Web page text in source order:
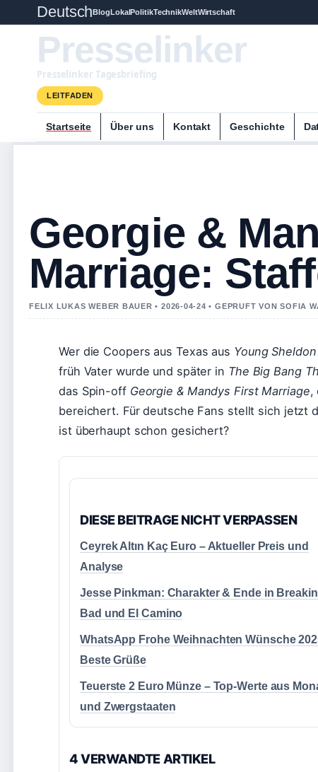
DeutschBlogLokalPolitikTechnikWeltWirtschaft
Presselinker
Presselinker Tagesbriefing
LEITFADEN
Startseite Über uns Kontakt Geschichte
Georgie &
Marriage:
FELIX LUKAS WEBER BAUER • 2026-04-24 • GEPRUFT VON SOFIA
Wer die Coopers aus Texas aus Young Sheldon
früh Vater wurde und später in The Big Bang
das Spin-off Georgie & Mandys First Marriage,
bereichert. Für deutsche Fans stellt sich jetzt
ist überhaupt schon gesichert?
DIESE BEITRAGE NICHT VERPASSEN
Ceyrek Altın Kaç Euro – Aktueller Preis und
Analyse
Jesse Pinkman: Charakter & Ende in
Bad und El Camino
WhatsApp Frohe Weihnachten Wünsche
Beste Grüße
Teuerste 2 Euro Münze – Top-Werte aus
und Zwergstaaten
4 VERWANDTE ARTIKEL